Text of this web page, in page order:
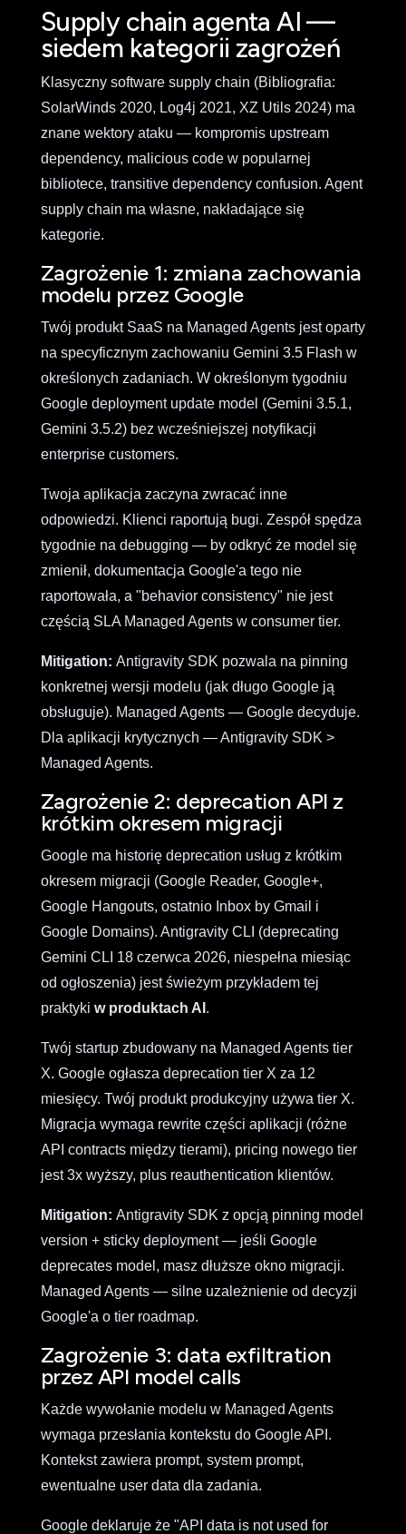
Supply chain agenta AI —
siedem kategorii zagrożeń
Klasyczny software supply chain (Bibliografia:
SolarWinds 2020, Log4j 2021, XZ Utils 2024) ma
znane wektory ataku — kompromis upstream
dependency, malicious code w popularnej
bibliotece, transitive dependency confusion. Agent
supply chain ma własne, nakładające się
kategorie.
Zagrożenie 1: zmiana zachowania
modelu przez Google
Twój produkt SaaS na Managed Agents jest oparty
na specyficznym zachowaniu Gemini 3.5 Flash w
określonych zadaniach. W określonym tygodniu
Google deployment update model (Gemini 3.5.1,
Gemini 3.5.2) bez wcześniejszej notyfikacji
enterprise customers.
Twoja aplikacja zaczyna zwracać inne
odpowiedzi. Klienci raportują bugi. Zespół spędza
tygodnie na debugging — by odkryć że model się
zmienił, dokumentacja Google'a tego nie
raportowała, a "behavior consistency" nie jest
częścią SLA Managed Agents w consumer tier.
Mitigation: Antigravity SDK pozwala na pinning
konkretnej wersji modelu (jak długo Google ją
obsługuje). Managed Agents — Google decyduje.
Dla aplikacji krytycznych — Antigravity SDK >
Managed Agents.
Zagrożenie 2: deprecation API z
krótkim okresem migracji
Google ma historię deprecation usług z krótkim
okresem migracji (Google Reader, Google+,
Google Hangouts, ostatnio Inbox by Gmail i
Google Domains). Antigravity CLI (deprecating
Gemini CLI 18 czerwca 2026, niespełna miesiąc
od ogłoszenia) jest świeżym przykładem tej
praktyki w produktach AI .
Twój startup zbudowany na Managed Agents tier
X. Google ogłasza deprecation tier X za 12
miesięcy. Twój produkt produkcyjny używa tier X.
Migracja wymaga rewrite części aplikacji (różne
API contracts między tierami), pricing nowego tier
jest 3x wyższy, plus reauthentication klientów.
Mitigation: Antigravity SDK z opcją pinning model
version + sticky deployment — jeśli Google
deprecates model, masz dłuższe okno migracji.
Managed Agents — silne uzależnienie od decyzji
Google'a o tier roadmap.
Zagrożenie 3: data exfiltration
przez API model calls
Każde wywołanie modelu w Managed Agents
wymaga przesłania kontekstu do Google API.
Kontekst zawiera prompt, system prompt,
ewentualne user data dla zadania.
Google deklaruje że "API data is not used for